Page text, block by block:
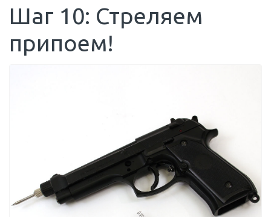
Шаг 10: Стреляем
припоем!